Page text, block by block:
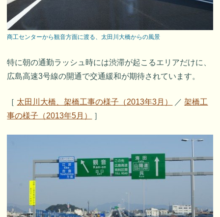
商工センターから観音方面に渡る、太田川大橋からの風景
特に朝の通勤ラッシュ時には渋滞が起こるエリアだけに、
広島高速3号線の開通で交通緩和が期待されています。
［ 太田川大橋、架橋工事の様子（2013年3月） ／架橋工
事の様子（2013年5月）
］